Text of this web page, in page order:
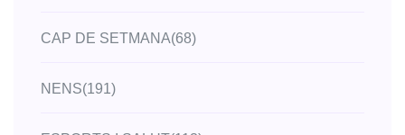
CAP DE SETMANA(68)
NENS(191)